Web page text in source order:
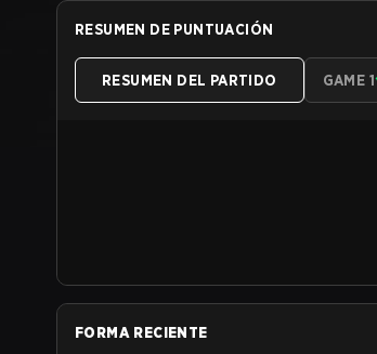
RESUMEN DE PUNTUACIÓN
RESUMEN DEL PARTIDO GAME 1
FORMA RECIENTE